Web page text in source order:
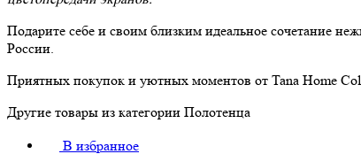
Подарите себе и своим близким идеальное сочетание
России.
Приятных покупок и уютных моментов от Tana Home
Другие товары из категории Полотенца
В избранное